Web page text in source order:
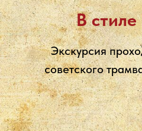
В
Экскурсия
советского